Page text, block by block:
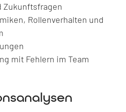
Zukunftsfragen
Rollenverhalten und
mit Fehlern im Team